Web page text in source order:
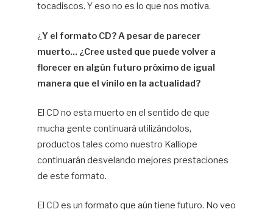
tocadiscos. Y eso no es lo que nos motiva.
¿Y el formato CD? A pesar de parecer
muerto… ¿Cree usted que puede volver a
florecer en algún futuro próximo de igual
manera que el vinilo en la actualidad?
El CD no esta muerto en el sentido de que
mucha gente continuará utilizándolos,
productos tales como nuestro Kalliope
continuarán desvelando mejores prestaciones
de este formato.
El CD es un formato que aún tiene futuro. No veo